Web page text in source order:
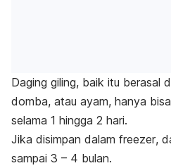
Daging giling, baik itu berasal
domba, atau ayam, hanya
selama 1 hingga 2 hari.
Jika disimpan dalam freezer,
sampai 3 – 4 bulan.